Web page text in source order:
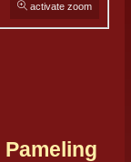
activate zoom